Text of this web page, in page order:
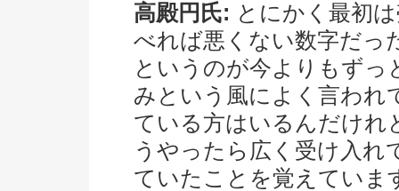
高殿円氏: とにかく最初
べれば悪くない数字だっ
というのが今よりもずっ
みという風によく言われ
ている方はいるんだけれ
うやったら広く受け入れ
ていたことを覚えていま